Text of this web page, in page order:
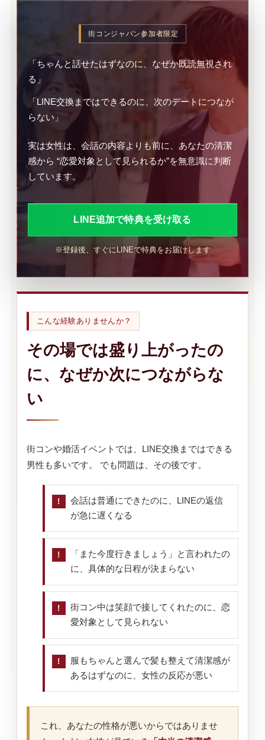
街コンジャパン参加者限定
「ちゃんと話せたはずなのに、なぜか既読無視され
る」
「LINE交換まではできるのに、次のデートにつなが
らない」
実は女性は、会話の内容よりも前に、あなたの清潔
感から “恋愛対象として見られるか”を無意識に判断
しています。
LINE追加で特典を受け取る
※登録後、すぐにLINEで特典をお届けします
こんな経験ありませんか？
その場では盛り上がったの
に、なぜか次につながらな
い
街コンや婚活イベントでは、LINE交換まではできる
男性も多いです。 でも問題は、その後です。
会話は普通にできたのに、LINEの返信
が急に遅くなる
「また今度行きましょう」と言われたの
に、具体的な日程が決まらない
街コン中は笑顔で接してくれたのに、恋
愛対象として見られない
服もちゃんと選んで髪も整えて清潔感が
あるはずなのに、女性の反応が悪い
これ、あなたの性格が悪いからではありませ